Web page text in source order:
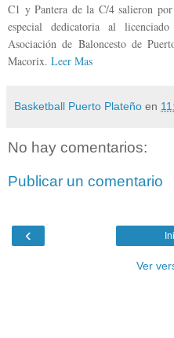
C1 y Pantera de la C/4 salieron
especial dedicatoria al
Asociación de Baloncesto de
Macorix. Leer Mas
Basketball Puerto Plateño en
No hay comentarios:
Publicar un comentario
‹
Ver